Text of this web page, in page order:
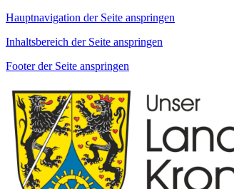
Hauptnavigation der Seite anspringen
Inhaltsbereich der Seite anspringen
Footer der Seite anspringen